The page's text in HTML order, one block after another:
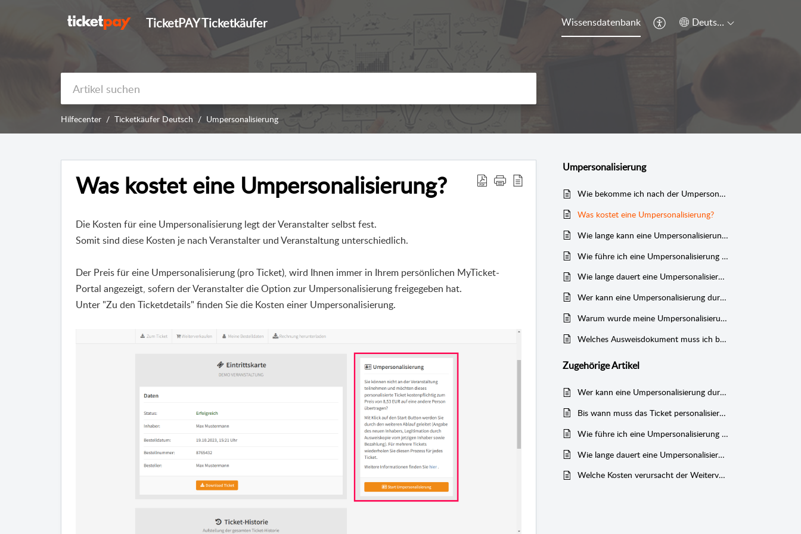
TicketPAY Ticketkäufer Wissensdatenbank Deutsch
Hilfecenter Ticketkäufer Deutsch Umpersonalisierung
Was kostet eine Umpersonalisierung?
Die Kosten für eine Umpersonalisierung legt der Veranstalter selbst fest.
Somit sind diese Kosten je nach Veranstalter und Veranstaltung unterschiedlich.
Der Preis für eine Umpersonalisierung (pro Ticket), wird Ihnen immer in Ihrem persönlichen MyTicket-
Portal angezeigt, sofern der Veranstalter die Option zur Umpersonalisierung freigegeben hat.
Unter "Zu den Ticketdetails" finden Sie die Kosten einer Umpersonalisierung.
Umpersonalisierung
Wie bekomme ich nach der Umpersonalisierung ein neues Ticket?
Was kostet eine Umpersonalisierung?
Wie lange kann eine Umpersonalisierung online durchgeführt werden?
Wie führe ich eine Umpersonalisierung durch?
Wie lange dauert eine Umpersonalisierung?
Wer kann eine Umpersonalisierung durchführen?
Warum wurde meine Umpersonalisierung abgelehnt?
Welches Ausweisdokument muss ich bei einer Umpersonalisierung hochladen ?
ZugehörigeArtikel
Wer kann eine Umpersonalisierung durchführen?
Bis wann muss das Ticket personalisiert werden?
Wie führe ich eine Umpersonalisierung durch?
Wie lange dauert eine Umpersonalisierung?
Welche Kosten verursacht der Weiterverkauf?